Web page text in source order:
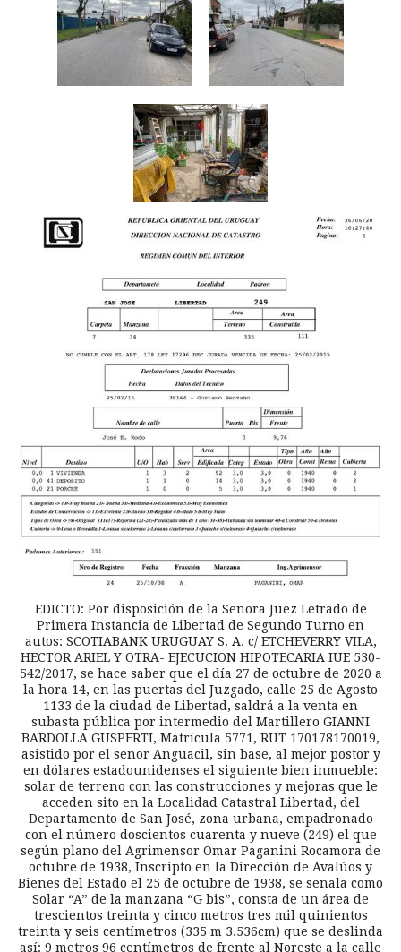
EDICTO: Por disposición de la Señora Juez Letrado de
Primera Instancia de Libertad de Segundo Turno en
autos: SCOTIABANK URUGUAY S. A. c/ ETCHEVERRY VILA,
HECTOR ARIEL Y OTRA- EJECUCION HIPOTECARIA IUE 530-
542/2017, se hace saber que el día 27 de octubre de 2020 a
la hora 14, en las puertas del Juzgado, calle 25 de Agosto
1133 de la ciudad de Libertad, saldrá a la venta en
subasta pública por intermedio del Martillero GIANNI
BARDOLLA GUSPERTI, Matrícula 5771, RUT 170178170019,
asistido por el señor Añguacil, sin base, al mejor postor y
en dólares estadounidenses el siguiente bien inmueble:
solar de terreno con las construcciones y mejoras que le
acceden sito en la Localidad Catastral Libertad, del
Departamento de San José, zona urbana, empadronado
con el número doscientos cuarenta y nueve (249) el que
según plano del Agrimensor Omar Paganini Rocamora de
octubre de 1938, Inscripto en la Dirección de Avalúos y
Bienes del Estado el 25 de octubre de 1938, se señala como
Solar “A” de la manzana “G bis”, consta de un área de
trescientos treinta y cinco metros tres mil quinientos
treinta y seis centímetros (335 m 3.536cm) que se deslinda
así: 9 metros 96 centímetros de frente al Noreste a la calle